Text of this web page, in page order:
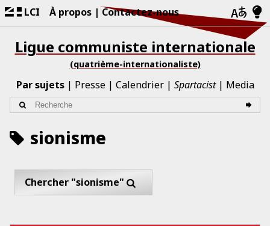
LCI À propos Contactez-nous
Ligue communiste internationale
(quatrième-internationaliste)
Par sujets Presse Calendrier Spartacist Media
sionisme
Chercher "sionisme"